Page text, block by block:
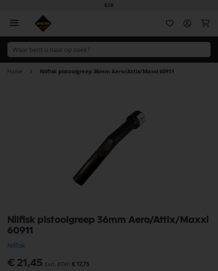
B2B
Home Nilfisk pistoolgreep 36mm Aero/Attix/Maxxi 60911
Nilfisk pistoolgreep 36mm Aero/Attix/Maxxi
60911
Nilfisk
€ 21,45 € 17,73
naar
het
van
de
afbeeldingen-